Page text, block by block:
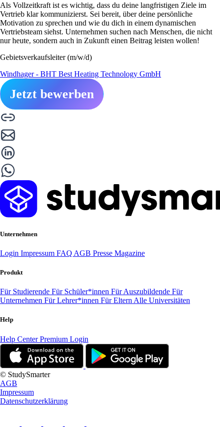
Als Vollzeitkraft ist es wichtig, dass du deine langfristigen Ziele im
Vertrieb klar kommunizierst. Sei bereit, über deine persönliche
Motivation zu sprechen und wie du dich in einem dynamischen
Vertriebsteam siehst. Unternehmen suchen nach Menschen, die nicht
nur heute, sondern auch in Zukunft einen Beitrag leisten wollen!
Gebietsverkaufsleiter (m/w/d)
Windhager - BHT Best Heating Technology GmbH
Jetzt bewerben
Unternehmen
Login Impressum FAQ AGB Presse Magazine
Produkt
Für Studierende Für Schüler*innen Für Auszubildende Für
Unternehmen Für Lehrer*innen Für Eltern Alle Universitäten
Help
Help CenterPremium Login
© StudySmarter
AGB
Impressum
Datenschutzerklärung